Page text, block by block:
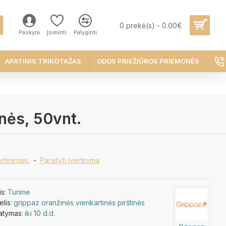
Paskyra Įsiminti Palyginti
0 prekė(s) - 0.00€
APATINIS TRIKOTAŽAS ODOS PRIEŽIŪROS PRIEMONĖS
50vnt.
- Parašyti įvertinimą
Turime
grippaz oranžinės vienkartinės pirštinės
iki 10 d.d.